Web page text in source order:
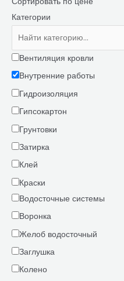
Категории
Вентиляция кровли
Внутренние работы
Гидроизоляция
Гипсокартон
Грунтовки
Затирка
Клей
Краски
Водосточные системы
Воронка
Желоб водосточный
Заглушка
Колено